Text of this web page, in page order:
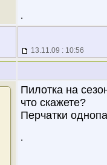
.
13.11.09 : 10:56
Пилотка на
что скажете?
Перчатки
.